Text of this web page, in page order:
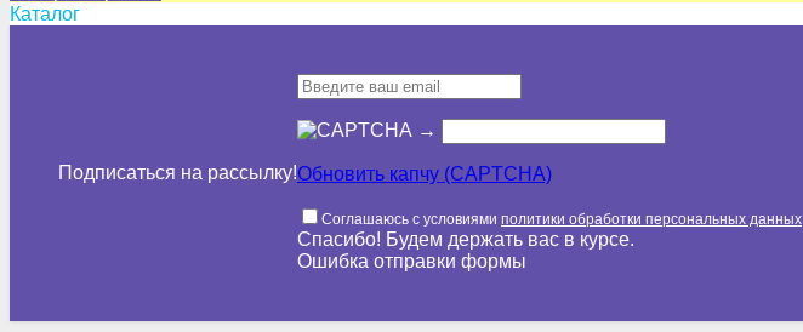
Каталог
Подписаться на рассылкy!
→
Обновить капчу (CAPTCHA)
Соглашаюсь с условиями политики обработки персональных данных
Спасибо! Будем держать вас в курсе.
Ошибка отправки формы